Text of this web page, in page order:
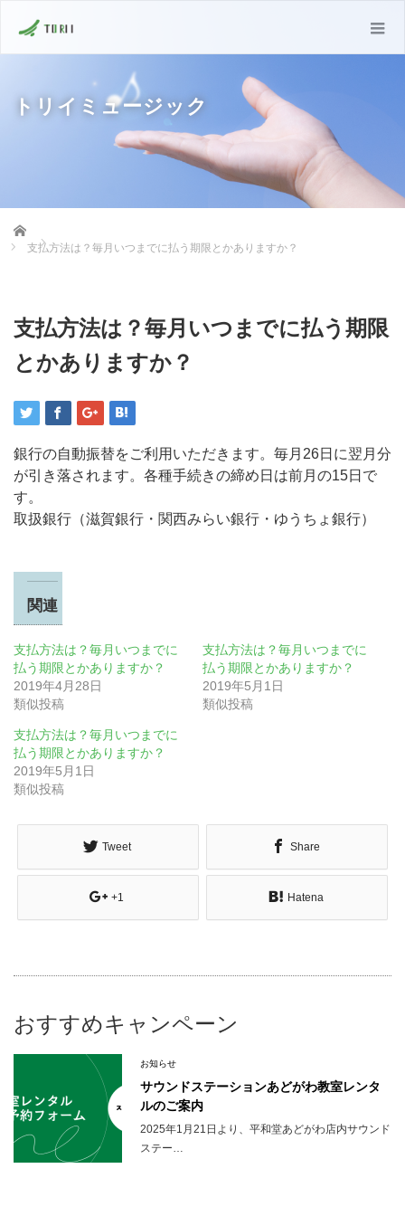
トリイミュージック
Home
支払方法は？毎月いつまでに払う期限とかありますか？
支払方法は？毎月いつまでに払う期限
とかありますか？
銀行の自動振替をご利用いただきます。毎月26日に翌月分
が引き落されます。各種手続きの締め日は前月の15日で
す。
取扱銀行（滋賀銀行・関西みらい銀行・ゆうちょ銀行）
関連
支払方法は？毎月いつまでに
払う期限とかありますか？
2019年4月28日
類似投稿
支払方法は？毎月いつまでに
払う期限とかありますか？
2019年5月1日
類似投稿
支払方法は？毎月いつまでに
払う期限とかありますか？
2019年5月1日
類似投稿
Tweet Share
+1 Hatena
おすすめキャンペーン
お知らせ
サウンドステーションあどがわ教室レンタ
ルのご案内
2025年1月21日より、平和堂あどがわ店内サウンド
ステー…